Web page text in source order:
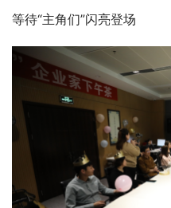
等待“主角们”闪亮登场